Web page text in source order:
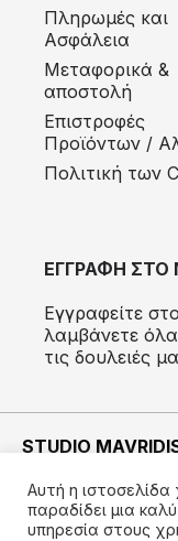
Πληρωμές και
Ασφάλεια
Μεταφορικά &
αποστολή
Eπιστροφές
Προϊόντων /
Πολιτική των
ΕΓΓΡΑΦΗ ΣΤΟ
Εγγραφείτε
λαμβάνετε όλα
τις δουλειές
STUDIO
ΚΑΤΑΣΚΕΥΗ —
Αυτή η ιστοσελίδα
παραδίδει μια
υπηρεσία στους